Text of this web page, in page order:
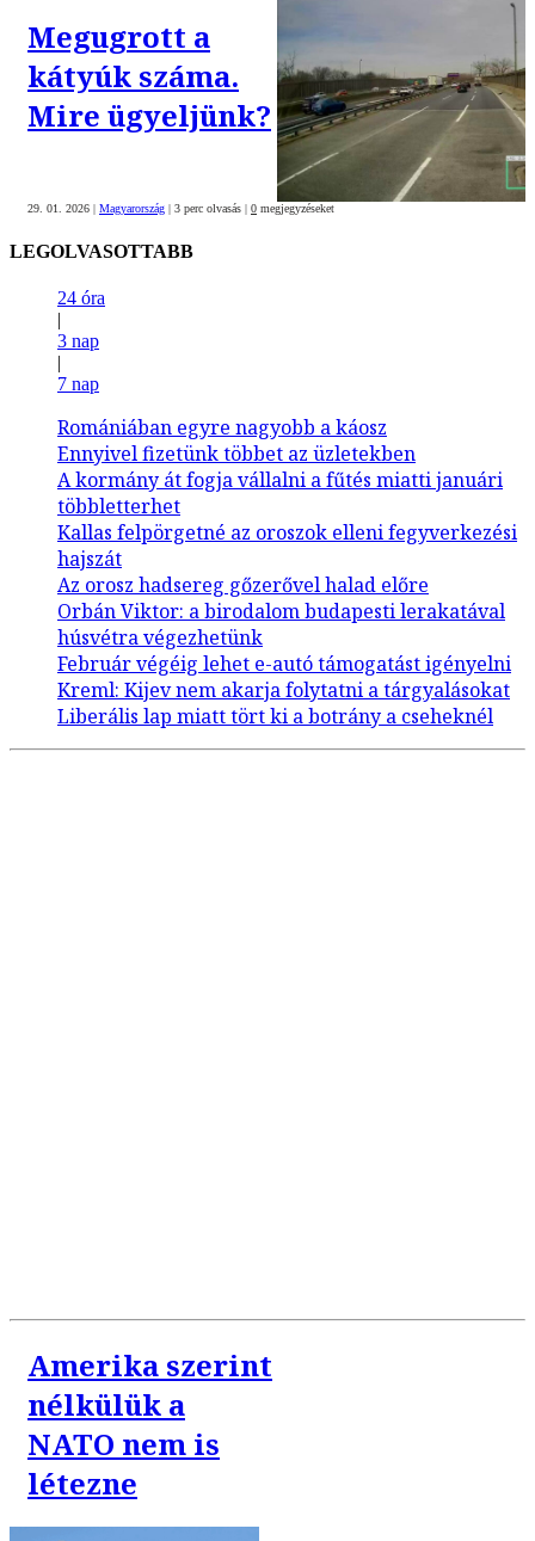
Megugrott a
kátyúk száma.
Mire ügyeljünk?
29. 01. 2026 | Magyarország | 3 perc olvasás | 0 megjegyzéseket
LEGOLVASOTTABB
24 óra
|
3 nap
|
7 nap
Amerika szerint
nélkülük a
NATO nem is
létezne